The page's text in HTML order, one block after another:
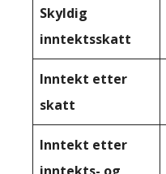
Skyldig
inntektsskatt
Inntekt etter
skatt
Inntekt etter